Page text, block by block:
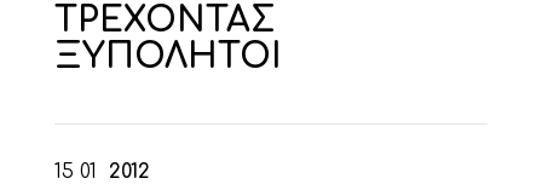
ΤΡΕΧΟΝΤΑΣ
ΞΥΠΟΛΗΤΟΙ
15 01 2012